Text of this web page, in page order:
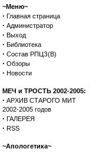
~Меню~
· Главная страница
· Администратор
· Выход
· Библиотека
· Состав РПЦЗ(В)
· Обзоры
· Новости
МЕЧ и ТРОСТЬ 2002-2005:
· АРХИВ СТАРОГО МИТ
2002-2005 годов
· ГАЛЕРЕЯ
· RSS
~Апологетика~